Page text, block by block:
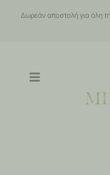
Δωρεάν αποστολή για όλη